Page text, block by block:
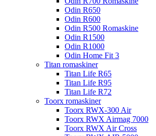
Odin R650
Odin R600
Odin R500 Romaskine
Odin R1500
Odin R1000
Odin Home Fit 3
Titan romaskiner
Titan Life R65
Titan Life R95
Titan Life R72
Toorx romaskiner
Toorx RWX-300 Air
Toorx RWX Airmag 7000
Toorx RWX Air Cross